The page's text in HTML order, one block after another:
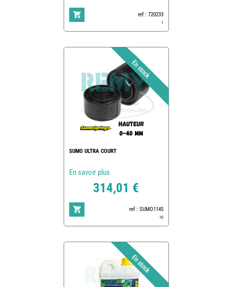
ref : 720233
1
SUMO ULTRA COURT
En savoir plus
314,01 €
ref : SUMO1145
10